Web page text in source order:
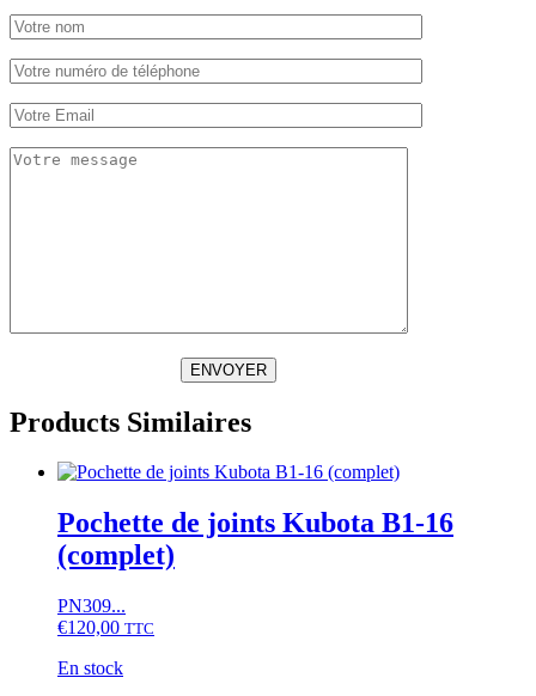
ENVOYER
Products Similaires
Pochette de joints Kubota B1-16
(complet)
PN309...
€120,00 TTC
En stock